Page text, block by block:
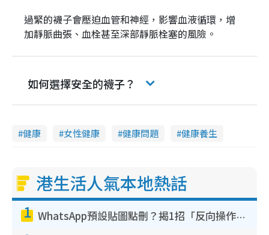
過緊的襪子會壓迫血管和神經，影響血液循環，增
加靜脈曲張、血栓甚至深部靜脈栓塞的風險。
如何選擇安全的襪子？
健康 女性健康 健康問題 健康養生
港生活人氣本地熱話
1 WhatsApp預設貼圖點刪？揭1招「反向操作」還原簡潔介面 附3步實測教學